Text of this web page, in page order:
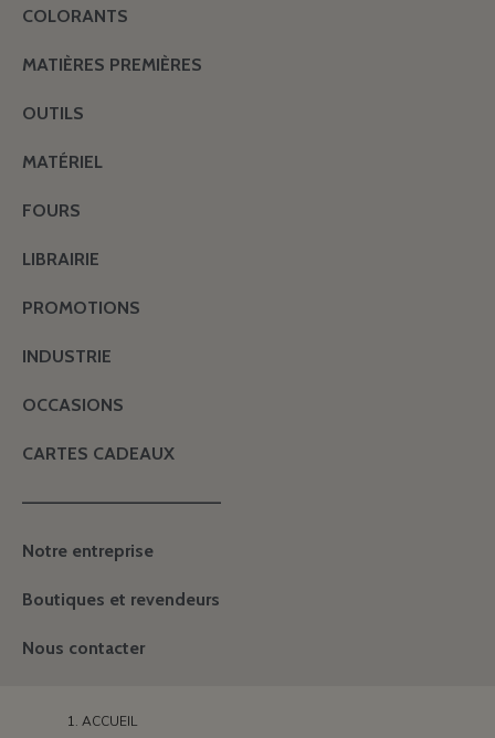
COLORANTS
MATIÈRES PREMIÈRES
OUTILS
MATÉRIEL
FOURS
LIBRAIRIE
PROMOTIONS
INDUSTRIE
OCCASIONS
CARTES CADEAUX
———————————————
Notre entreprise
Boutiques et revendeurs
Nous contacter
ACCUEIL